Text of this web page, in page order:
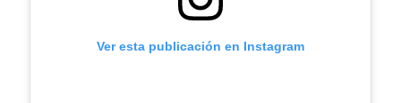
Ver esta publicación en Instagram